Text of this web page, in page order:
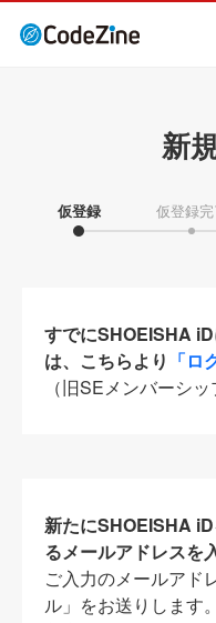
新
仮登録 仮登録完
すでにSHOEISHA
は、こちらより 「ロ
（旧SEメンバーシ
新たにSHOEISHA
るメールアドレスを
ご入力のメールアド
ル」をお送りします